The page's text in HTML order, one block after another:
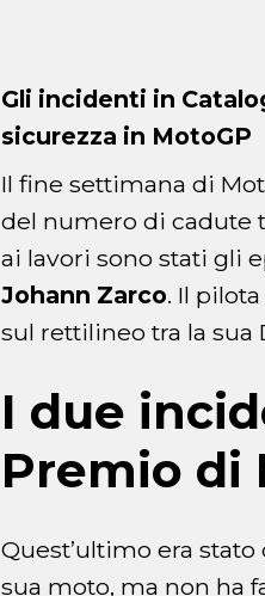
Gli incidenti in
sicurezza in MotoGP
Il fine settimana di
del numero di cadute
ai lavori sono stati gli
Johann Zarco. Il
sul rettilineo tra la sua
I due
Premio di
Quest’ultimo era
sua moto, ma non ha